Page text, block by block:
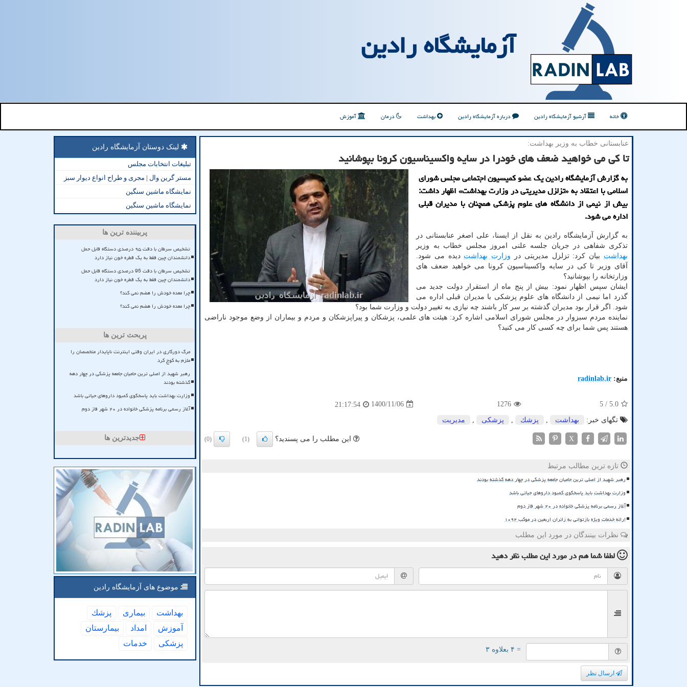
آزمایشگاه رادین
خانه آرشیو آزمایشگاه رادین درباره آزمایشگاه رادین بهداشت درمان آموزش
عنابستانی خطاب به وزیر بهداشت:
تا کی می خواهید ضعف های خودرا در سایه واکسیناسیون کرونا بپوشانید
به گزارش آزمایشگاه رادین یک عضو کمیسیون اجتماعی مجلس شورای
اسلامی با اعتقاد به «تزلزل مدیریتی در وزارت بهداشت» اظهار داشت:
بیش از نیمی از دانشگاه های علوم پزشکی همچنان با مدیران قبلی
اداره می شود.
به گزارش آزمایشگاه رادین به نقل از ایسنا، علی اصغر عنابستانی در
تذکری شفاهی در جریان جلسه علنی امروز مجلس خطاب به وزیر
بهداشت بیان کرد: تزلزل مدیریتی در وزارت بهداشت دیده می شود.
آقای وزیر تا کی در سایه واکسیناسیون کرونا می خواهید ضعف های
وزارتخانه را بپوشانید؟
ایشان سپس اظهار نمود: بیش از پنج ماه از استقرار دولت جدید می
گذرد اما نیمی از دانشگاه های علوم پزشکی با مدیران قبلی اداره می
شود. اگر قرار بود مدیران گذشته بر سر کار باشند چه نیازی به تغییر دولت و وزارت شما بود؟
نماینده مردم سبزوار در مجلس شورای اسلامی اشاره کرد: هیئت های علمی، پزشکان و پیراپزشکان و مردم و بیماران از وضع موجود ناراضی
هستند پس شما برای چه کسی کار می کنید؟
منبع: radinlab.ir
5.0
/ 5
1276
1400/11/06
21:17:54
تگهای خبر:
بهداشت پزشك پزشكی مدیریت
X این مطلب را می پسندید؟ (1)
(0)
تازه ترین مطالب مرتبط
رهبر شهید از اصلی ترین حامیان جامعه پزشکی در چهار دهه گذشته بودند
وزارت بهداشت باید پاسخگوی کمبود داروهای حیاتی باشد
آغاز رسمی برنامه پزشکی خانواده در ۲۰ شهر فاز دوم
ارائه خدمات ویژه بازتوانی به زائران اربعین در موکب ۱۰۹۲
نظرات بینندگان در مورد این مطلب
لطفا شما همدر مورد این مطلبنظر دهید
= ۴ بعلاوه ۳
ارسال نظر
لینک دوستان آزمایشگاه رادین
تبلیغات انتخابات مجلس
مستر گرین وال | مجری و طراح انواع دیوار سبز
نمایشگاه ماشین سنگین
نمایشگاه ماشین سنگین
پربیننده ترین ها
تشخیص سرطان با دقت ۹۵ درصدی دستگاه قابل حمل
دانشمندان چین فقط به یک قطره خون نیاز دارد
تشخیص سرطان با دقت 95 درصدی دستگاه قابل حمل
دانشمندان چین فقط به یک قطره خون نیاز دارد
چرا معده خودش را هضم نمی کند؟
چرا معده خودش را هضم نمی کند؟
پربحث ترین ها
مرگ دورکاری در ایران وقتی اینترنت ناپایدار متخصصان را
ملزم به کوچ کرد
رهبر شهید از اصلی ترین حامیان جامعه پزشکی در چهار دهه
گذشته بودند
وزارت بهداشت باید پاسخگوی کمبود داروهای حیاتی باشد
آغاز رسمی برنامه پزشکی خانواده در ۲۰ شهر فاز دوم
جدیدترین ها
موضوع های آزمایشگاه رادین
بهداشت بیماری
پزشك
آموزش
امداد
بیمارستان
پزشكی
خدمات